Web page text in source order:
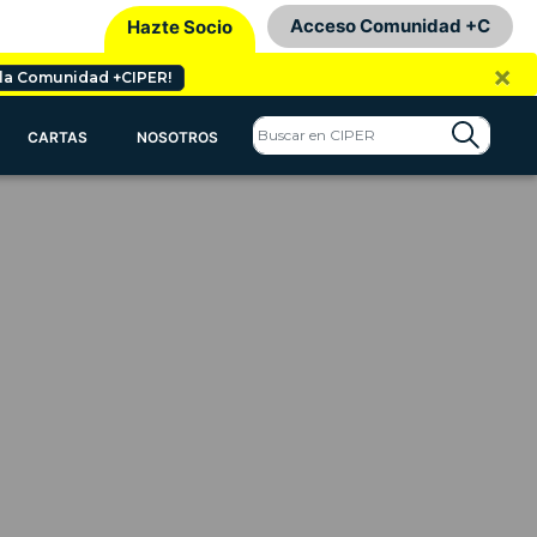
Hazte Socio Acceso Comunidad +C
la Comunidad +CIPER! ×
CARTAS NOSOTROS